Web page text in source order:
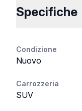
Specifiche
Condizione
Nuovo
Carrozzeria
SUV